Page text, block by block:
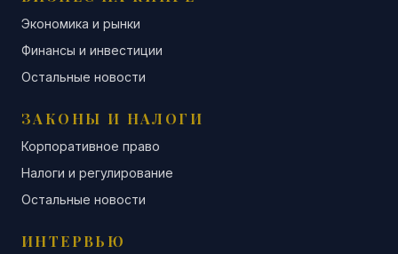
Экономика и рынки
Финансы и инвестиции
Остальные новости
ЗАКОНЫ И НАЛОГИ
Корпоративное право
Налоги и регулирование
Остальные новости
ИНТЕРВЬЮ